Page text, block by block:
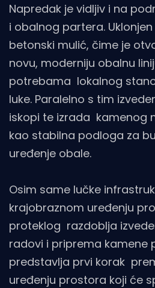
Napredak je vidljiv i na
i obalnog partera.
betonski mulić, čime je
novu, moderniju obalnu
potrebama lokalnog
luke. Paralelno s tim
iskopi te izrada kamenog
kao stabilna podloga za
uređenje obale.
Osim same lučke
krajobraznom uređenju
proteklog razdoblja
radovi i priprema kamene
predstavlja prvi korak
uređenju prostora koji će